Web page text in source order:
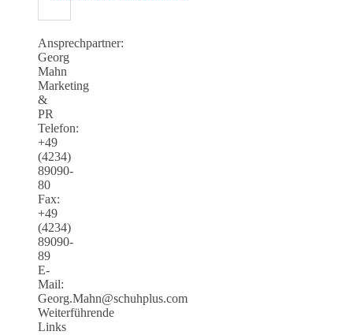
Ansprechpartner:
Georg
Mahn
Marketing
&
PR
Telefon:
+49
(4234)
89090-
80
Fax:
+49
(4234)
89090-
89
E-
Mail:
Georg.Mahn@schuhplus.com
Weiterführende
Links